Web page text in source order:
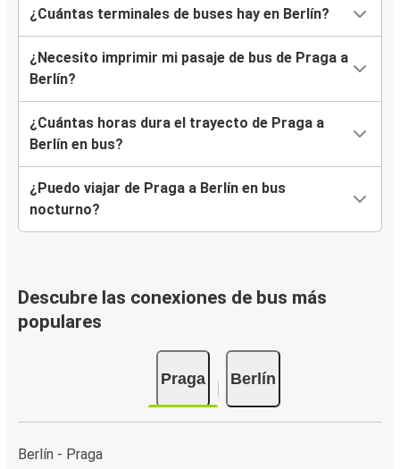
¿Cuántas terminales de buses hay en Berlín?
¿Necesito imprimir mi pasaje de bus de Praga a
Berlín?
¿Cuántas horas dura el trayecto de Praga a
Berlín en bus?
¿Puedo viajar de Praga a Berlín en bus
nocturno?
Descubre las conexiones de bus más
populares
Praga Berlín
Berlín - Praga